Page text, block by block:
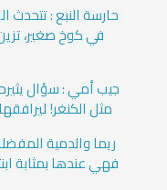
حارسة النبع :
في كوخ صغير،
جيب أمي : سؤال
مثل الكنغر!
ريما والدمية
فهي عندها بمثابة